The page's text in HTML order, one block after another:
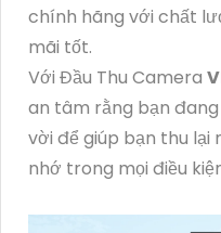
chính hãng với chất
mãi tốt.
Với Đầu Thu Camera
an tâm rằng bạn
vời để giúp bạn thu lại
nhớ trong mọi điều